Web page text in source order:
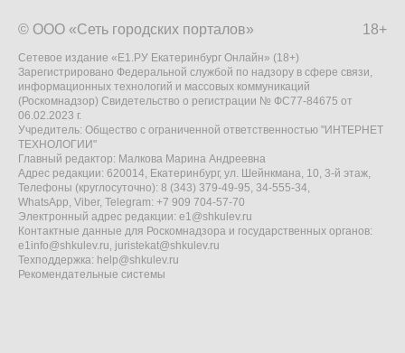
18+
© ООО «Сеть городских порталов»
Сетевое издание «Е1.РУ Екатеринбург Онлайн» (18+)
Зарегистрировано Федеральной службой по надзору в сфере связи,
информационных технологий и массовых коммуникаций
(Роскомнадзор) Свидетельство о регистрации № ФС77-84675 от
06.02.2023 г.
Учредитель: Общество с ограниченной ответственностью "ИНТЕРНЕТ
ТЕХНОЛОГИИ"
Главный редактор: Малкова Марина Андреевна
Адрес редакции: 620014, Екатеринбург, ул. Шейнкмана, 10, 3-й этаж,
Телефоны (круглосуточно): 8 (343) 379-49-95, 34-555-34,
WhatsApp, Viber, Telegram: +7 909 704-57-70
Электронный адрес редакции: e1@shkulev.ru
Контактные данные для Роскомнадзора и государственных органов:
e1info@shkulev.ru, juristekat@shkulev.ru
Техподдержка: help@shkulev.ru
Рекомендательные системы